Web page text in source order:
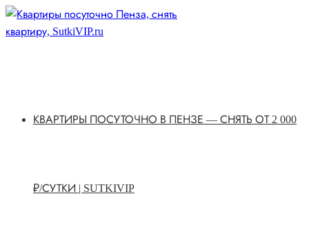
Перейти
к
КВАРТИРЫ ПОСУТОЧНО В ПЕНЗЕ — СНЯТЬ ОТ 2 000
₽/СУТКИ | SUTKIVIP